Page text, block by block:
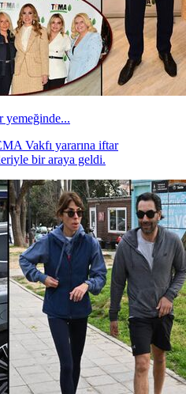
Vakfı yararına iftar
bir araya geldi.